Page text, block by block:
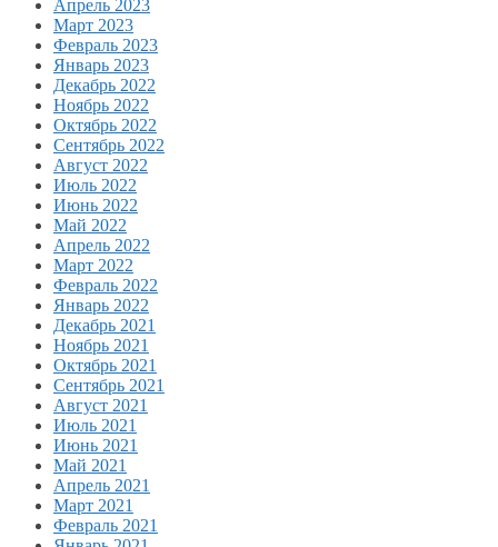
Апрель 2023
Март 2023
Февраль 2023
Январь 2023
Декабрь 2022
Ноябрь 2022
Октябрь 2022
Сентябрь 2022
Август 2022
Июль 2022
Июнь 2022
Май 2022
Апрель 2022
Март 2022
Февраль 2022
Январь 2022
Декабрь 2021
Ноябрь 2021
Октябрь 2021
Сентябрь 2021
Август 2021
Июль 2021
Июнь 2021
Май 2021
Апрель 2021
Март 2021
Февраль 2021